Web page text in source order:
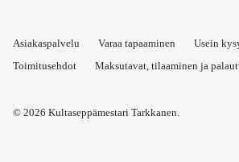
Asiakaspalvelu Varaa tapaaminen
Usein
Toimitusehdot
Maksutavat, tilaaminen ja
© 2026 Kultaseppämestari Tarkkanen.